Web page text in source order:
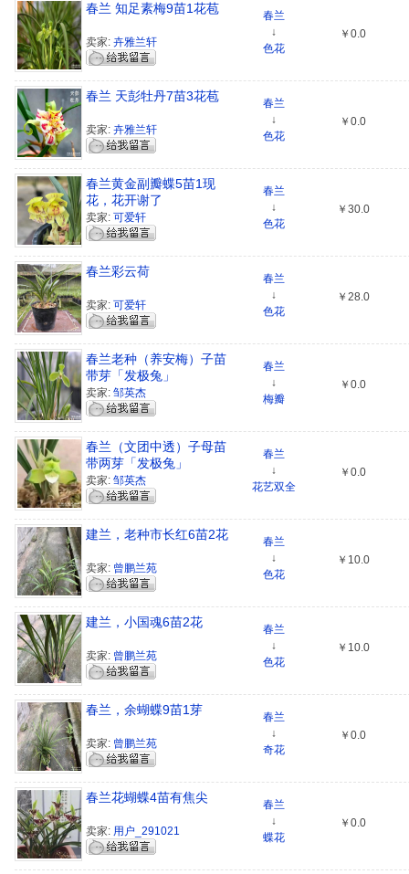
春兰 知足素梅9苗1花苞
卖家: 卉雅兰轩
春兰
↓
色花
￥0.0
春兰 天彭牡丹7苗3花苞
卖家: 卉雅兰轩
春兰
↓
色花
￥0.0
春兰黄金副瓣蝶5苗1现
花，花开谢了
卖家: 可爱轩
春兰
↓
色花
￥30.0
春兰彩云荷
卖家: 可爱轩
春兰
↓
色花
￥28.0
春兰老种（养安梅）子苗
带芽「发极兔」
卖家: 邹英杰
春兰
↓
梅瓣
￥0.0
春兰（文团中透）子母苗
带两芽「发极兔」
卖家: 邹英杰
春兰
↓
花艺双全
￥0.0
建兰，老种市长红6苗2花
卖家: 曾鹏兰苑
春兰
↓
色花
￥10.0
建兰，小国魂6苗2花
卖家: 曾鹏兰苑
春兰
↓
色花
￥10.0
春兰，余蝴蝶9苗1芽
卖家: 曾鹏兰苑
春兰
↓
奇花
￥0.0
春兰花蝴蝶4苗有焦尖
卖家: 用户_291021
春兰
↓
蝶花
￥0.0